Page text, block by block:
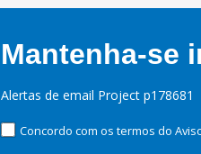
Mantenha-se
Alertas de email Project p178681
Concordo com os termos do